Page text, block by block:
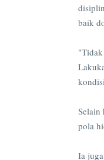
baik
Selain
pola
Ia